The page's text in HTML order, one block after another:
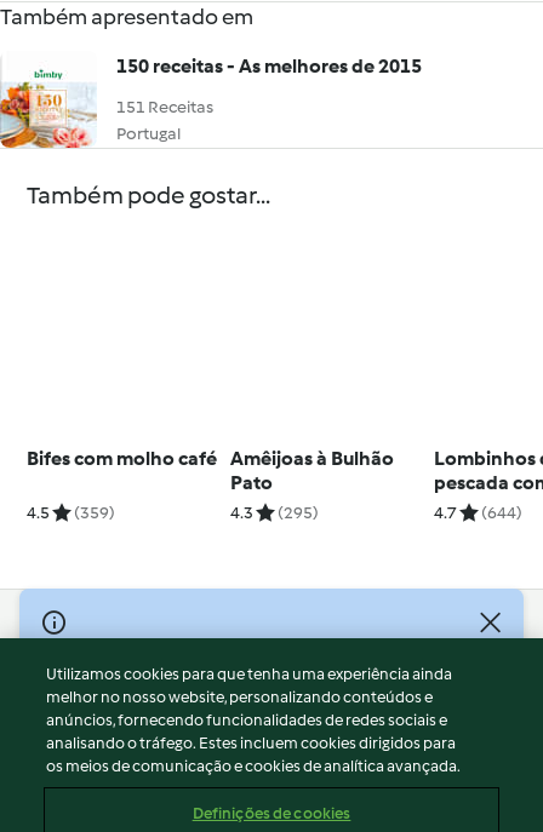
Também apresentado em
150 receitas - As melhores de 2015
151 Receitas
Portugal
Também pode gostar...
Bifes com molho café
4.5 (359)
Amêijoas à Bulhão
Pato
4.3 (295)
Lombinhos
pescada
coentros e
4.7 (644)
© Copyright 2026
Termos de Utilização
Aviso sobre Proteção de Dados
Aviso
Apoio legal
Utilizamos cookies para que tenha uma experiência ainda
melhor no nosso website, personalizando conteúdos e
anúncios, fornecendo funcionalidades de redes sociais e
analisando o tráfego. Estes incluem cookies dirigidos para
os meios de comunicação e cookies de analítica avançada.
Definições de cookies